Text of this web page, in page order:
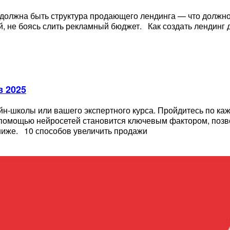
быть структура продающего лендинга — что
не боясь слить рекламный бюджет. Как создать
2025
школы или вашего экспертного курса. Пройдитесь по
нейросетей становится ключевым фактором,
10 способов увеличить продажи